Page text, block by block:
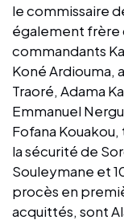
le commissaire
également frère
commandants
Koné Ardiouma,
Traoré, Adama
Emmanuel
Fofana
la sécurité de
Souleymane et
procès en
acquittés, sont